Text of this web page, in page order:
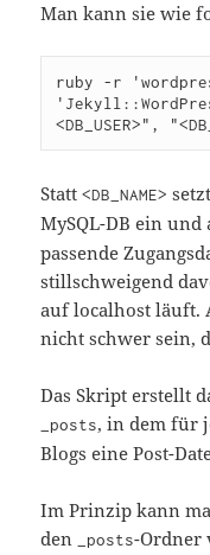
Man kann sie wie
ruby -r
<DB_USER>",
Statt<DB_NAME>
MySQL-DB ein und
passende
stillschweigend
auf localhost läuft.
nicht schwer sein,
Das Skript erstellt
_posts, in dem für
Blogs eine Post-
Im Prinzip kann
den
_posts-Ordner